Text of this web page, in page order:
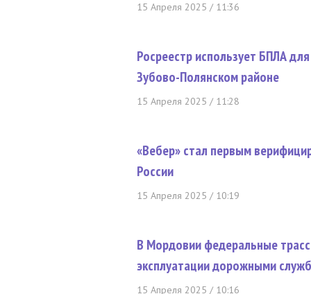
15 Апреля 2025 / 11:36
Росреестр использует БПЛА
Зубово-Полянском районе
15 Апреля 2025 / 11:28
«Вебер» стал первым
России
15 Апреля 2025 / 10:19
В Мордовии федеральные
эксплуатации дорожными
15 Апреля 2025 / 10:16